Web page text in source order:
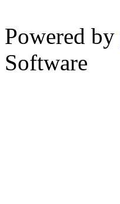
Powered by
Software